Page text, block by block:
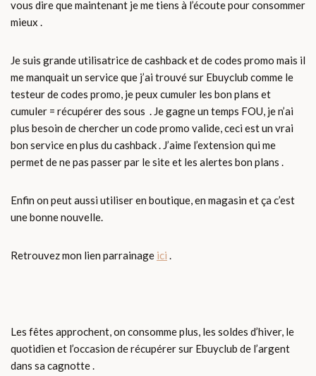
vous dire que maintenant je me tiens à l’écoute pour consommer
mieux .
Je suis grande utilisatrice de cashback et de codes promo mais il
me manquait un service que j’ai trouvé sur Ebuyclub comme le
testeur de codes promo, je peux cumuler les bon plans et
cumuler = récupérer des sous . Je gagne un temps FOU, je n’ai
plus besoin de chercher un code promo valide, ceci est un vrai
bon service en plus du cashback . J’aime l’extension qui me
permet de ne pas passer par le site et les alertes bon plans .
Enfin on peut aussi utiliser en boutique, en magasin et ça c’est
une bonne nouvelle.
Retrouvez mon lien parrainage ici .
Les fêtes approchent, on consomme plus, les soldes d’hiver, le
quotidien et l’occasion de récupérer sur Ebuyclub de l’argent
dans sa cagnotte .